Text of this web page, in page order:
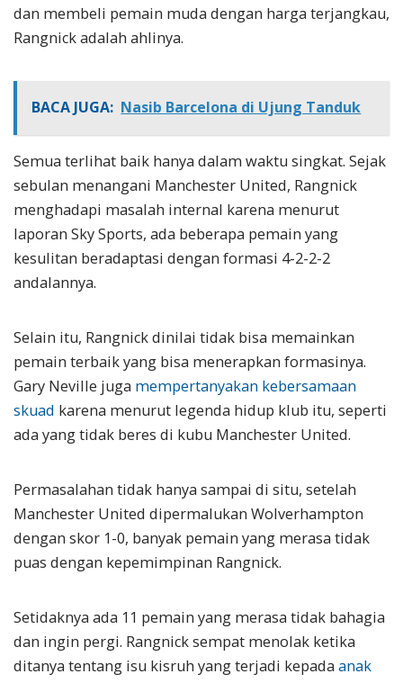
dan membeli pemain muda dengan harga terjangkau,
Rangnick adalah ahlinya.
BACA JUGA: Nasib Barcelona di Ujung Tanduk
Semua terlihat baik hanya dalam waktu singkat. Sejak
sebulan menangani Manchester United, Rangnick
menghadapi masalah internal karena menurut
laporan Sky Sports, ada beberapa pemain yang
kesulitan beradaptasi dengan formasi 4-2-2-2
andalannya.
Selain itu, Rangnick dinilai tidak bisa memainkan
pemain terbaik yang bisa menerapkan formasinya.
Gary Neville juga mempertanyakan kebersamaan
skuad karena menurut legenda hidup klub itu, seperti
ada yang tidak beres di kubu Manchester United.
Permasalahan tidak hanya sampai di situ, setelah
Manchester United dipermalukan Wolverhampton
dengan skor 1-0, banyak pemain yang merasa tidak
puas dengan kepemimpinan Rangnick.
Setidaknya ada 11 pemain yang merasa tidak bahagia
dan ingin pergi. Rangnick sempat menolak ketika
ditanya tentang isu kisruh yang terjadi kepada anak